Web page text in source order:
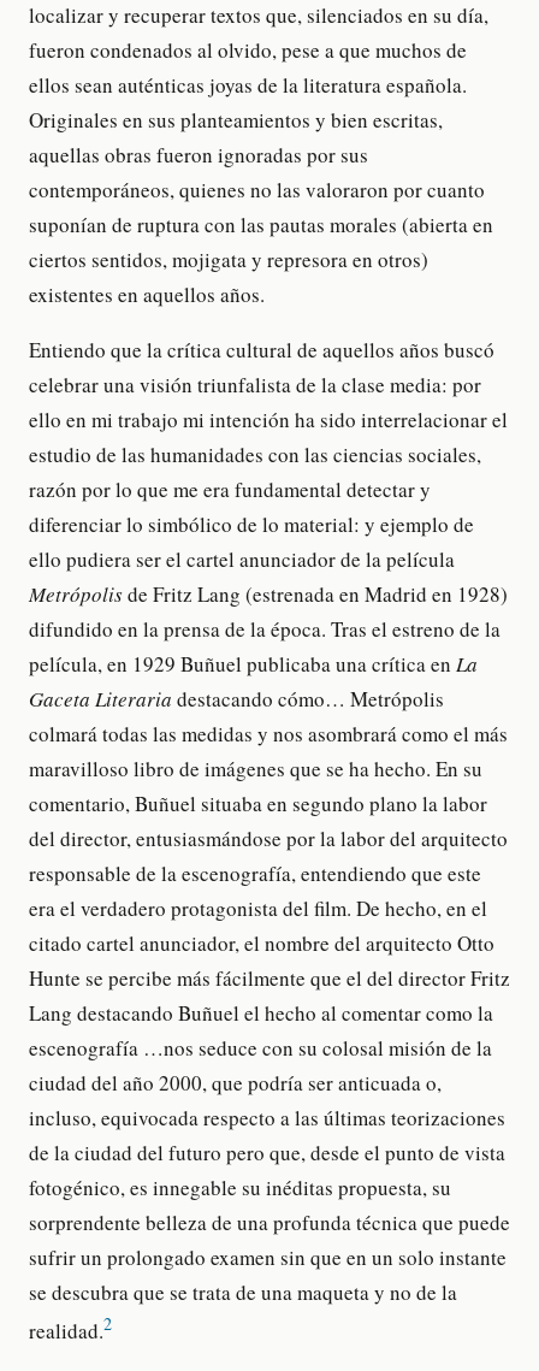
localizar y recuperar textos que, silenciados en su día,
fueron condenados al olvido, pese a que muchos de
ellos sean auténticas joyas de la literatura española.
Originales en sus planteamientos y bien escritas,
aquellas obras fueron ignoradas por sus
contemporáneos, quienes no las valoraron por cuanto
suponían de ruptura con las pautas morales (abierta en
ciertos sentidos, mojigata y represora en otros)
existentes en aquellos años.
Entiendo que la crítica cultural de aquellos años buscó
celebrar una visión triunfalista de la clase media: por
ello en mi trabajo mi intención ha sido interrelacionar el
estudio de las humanidades con las ciencias sociales,
razón por lo que me era fundamental detectar y
diferenciar lo simbólico de lo material: y ejemplo de
ello pudiera ser el cartel anunciador de la película
Metrópolisde Fritz Lang (estrenada en Madrid en 1928)
difundido en la prensa de la época. Tras el estreno de la
película, en 1929 Buñuel publicaba una crítica en La
Gaceta Literaria destacando cómo… Metrópolis
colmará todas las medidas y nos asombrará como el más
maravilloso libro de imágenes que se ha hecho. En su
comentario, Buñuel situaba en segundo plano la labor
del director, entusiasmándose por la labor del arquitecto
responsable de la escenografía, entendiendo que este
era el verdadero protagonista del film. De hecho, en el
citado cartel anunciador, el nombre del arquitecto Otto
Hunte se percibe más fácilmente que el del director Fritz
Lang destacando Buñuel el hecho al comentar como la
escenografía …nos seduce con su colosal misión de la
ciudad del año 2000, que podría ser anticuada o,
incluso, equivocada respecto a las últimas teorizaciones
de la ciudad del futuro pero que, desde el punto de vista
fotogénico, es innegable su inéditas propuesta, su
sorprendente belleza de una profunda técnica que puede
sufrir un prolongado examen sin que en un solo instante
se descubra que se trata de una maqueta y no de la
realidad.2